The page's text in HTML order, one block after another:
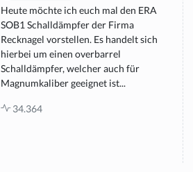
Heute möchte ich euch mal den ERA
SOB1 Schalldämpfer der Firma
Recknagel vorstellen. Es handelt sich
hierbei um einen overbarrel
Schalldämpfer, welcher auch für
Magnumkaliber geeignet ist...
34.364